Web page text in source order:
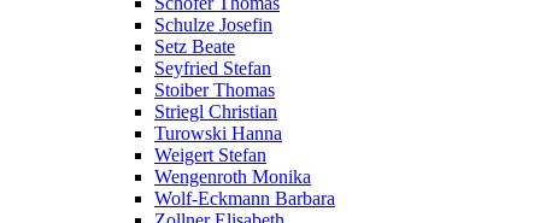
Schulze Josefin
Setz Beate
Seyfried Stefan
Stoiber Thomas
Striegl Christian
Turowski Hanna
Weigert Stefan
Wengenroth Monika
Wolf-Eckmann Barbara